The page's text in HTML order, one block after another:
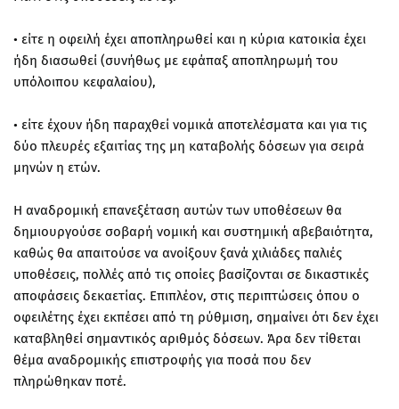
• είτε η οφειλή έχει αποπληρωθεί και η κύρια κατοικία έχει
ήδη διασωθεί (συνήθως με εφάπαξ αποπληρωμή του
υπόλοιπου κεφαλαίου),
• είτε έχουν ήδη παραχθεί νομικά αποτελέσματα και για τις
δύο πλευρές εξαιτίας της μη καταβολής δόσεων για σειρά
μηνών η ετών.
Η αναδρομική επανεξέταση αυτών των υποθέσεων θα
δημιουργούσε σοβαρή νομική και συστημική αβεβαιότητα,
καθώς θα απαιτούσε να ανοίξουν ξανά χιλιάδες παλιές
υποθέσεις, πολλές από τις οποίες βασίζονται σε δικαστικές
αποφάσεις δεκαετίας. Επιπλέον, στις περιπτώσεις όπου ο
οφειλέτης έχει εκπέσει από τη ρύθμιση, σημαίνει ότι δεν έχει
καταβληθεί σημαντικός αριθμός δόσεων. Άρα δεν τίθεται
θέμα αναδρομικής επιστροφής για ποσά που δεν
πληρώθηκαν ποτέ.